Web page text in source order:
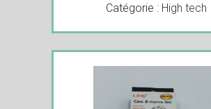
Catégorie : High tech